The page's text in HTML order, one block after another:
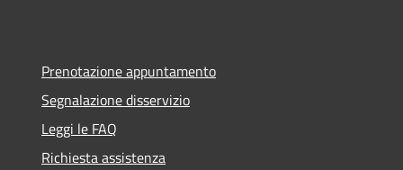
Prenotazione appuntamento
Segnalazione disservizio
Leggi le FAQ
Richiesta assistenza